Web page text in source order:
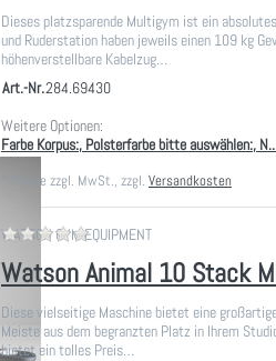
Dieses platzsparende Multigym ist ein
und Ruderstation haben jeweils einen 109 kg
höhenverstellbare Kabelzug…
Art.-Nr.284.69430
Weitere Optionen:
Farbe Korpus:, Polsterfarbe bitte auswählen:,
Preise zzgl. MwSt., zzgl. Versandkosten
WATSON GYM EQUIPMENTZu diesem Produkt liegen
Watson Animal 10 Stack
Diese vielseitige Maschine bietet eine
Meiste aus dem begranzten Platz in Ihrem
bietet ein tolles Preis…